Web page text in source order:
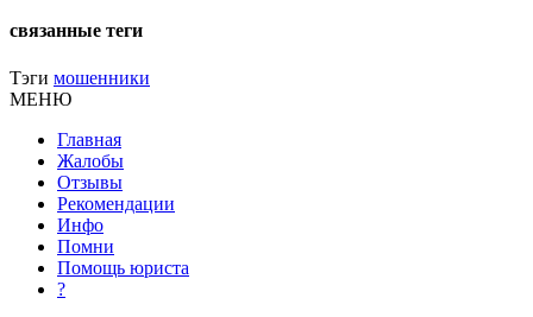
связанные теги
Тэги мошенники
МЕНЮ
Главная
Жалобы
Отзывы
Рекомендации
Инфо
Помни
Помощь юриста
?